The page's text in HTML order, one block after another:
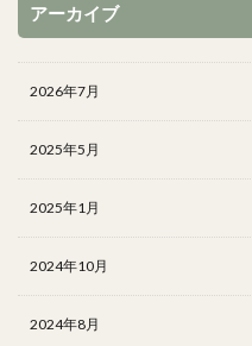
アーカイブ
2026年7月
2025年5月
2025年1月
2024年10月
2024年8月